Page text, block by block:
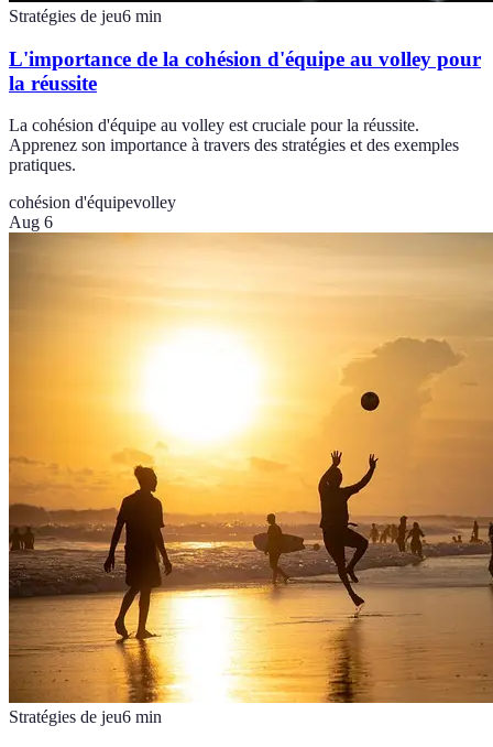
Stratégies de jeu6 min
L'importance de la cohésion d'équipe au volley pour
la réussite
La cohésion d'équipe au volley est cruciale pour la réussite.
Apprenez son importance à travers des stratégies et des exemples
pratiques.
cohésion d'équipevolley
Aug 6
Stratégies de jeu6 min